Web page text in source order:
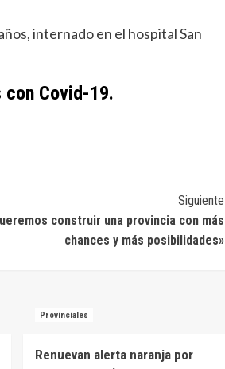
internado en el hospital San
Covid-19.
Siguiente
construir una provincia con más
chances y más posibilidades»
Provinciales
Renuevan alerta naranja por